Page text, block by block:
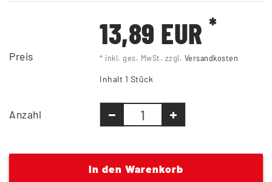
Preis
13,89 EUR*
* inkl. ges. MwSt. zzgl. Versandkosten
Inhalt 1 Stück
Anzahl
In den Warenkorb